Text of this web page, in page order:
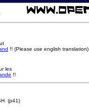
!! (Please use english translation).
les
!!
(p41)